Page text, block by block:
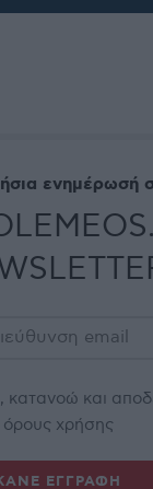
ενημέρωσή
και
όρους χρήσης